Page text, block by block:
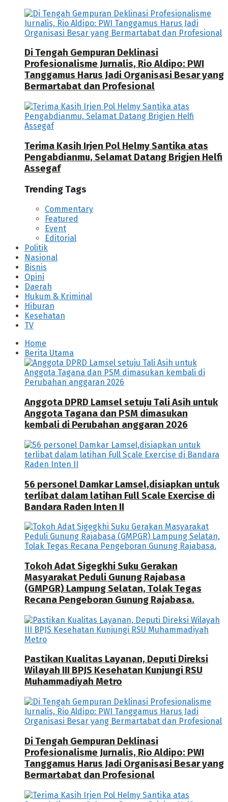
Di Tengah Gempuran Deklinasi
Profesionalisme Jurnalis, Rio Aldipo: PWI
Tanggamus Harus Jadi Organisasi Besar yang
Bermartabat dan Profesional
Terima Kasih Irjen Pol Helmy Santika atas
Pengabdianmu, Selamat Datang Brigjen Helfi
Assegaf
Trending Tags
Commentary
Featured
Event
Editorial
Politik
Nasional
Bisnis
Opini
Daerah
Hukum & Kriminal
Hiburan
Kesehatan
TV
Home
Berita Utama
Anggota DPRD Lamsel setuju Tali Asih untuk
Anggota Tagana dan PSM dimasukan
kembali di Perubahan anggaran 2026
56 personel Damkar Lamsel,disiapkan untuk
terlibat dalam latihan Full Scale Exercise di
Bandara Raden Inten II
Tokoh Adat Sigegkhi Suku Gerakan
Masyarakat Peduli Gunung Rajabasa
(GMPGR) Lampung Selatan, Tolak Tegas
Recana Pengeboran Gunung Rajabasa.
Pastikan Kualitas Layanan, Deputi Direksi
Wilayah III BPJS Kesehatan Kunjungi RSU
Muhammadiyah Metro
Di Tengah Gempuran Deklinasi
Profesionalisme Jurnalis, Rio Aldipo: PWI
Tanggamus Harus Jadi Organisasi Besar yang
Bermartabat dan Profesional